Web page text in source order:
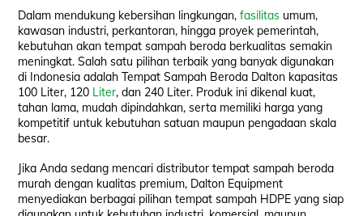
Dalam mendukung kebersihan lingkungan, fasilitas umum,
kawasan industri, perkantoran, hingga proyek pemerintah,
kebutuhan akan tempat sampah beroda berkualitas semakin
meningkat. Salah satu pilihan terbaik yang banyak digunakan
di Indonesia adalah Tempat Sampah Beroda Dalton kapasitas
100 Liter, 120 Liter, dan 240 Liter. Produk ini dikenal kuat,
tahan lama, mudah dipindahkan, serta memiliki harga yang
kompetitif untuk kebutuhan satuan maupun pengadaan skala
besar.
Jika Anda sedang mencari distributor tempat sampah beroda
murah dengan kualitas premium, Dalton Equipment
menyediakan berbagai pilihan tempat sampah HDPE yang siap